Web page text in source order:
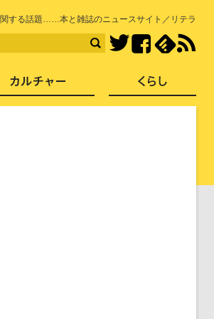
する話題……本と雑誌のニュースサイト／リテラ
TwitterFacebook
社会